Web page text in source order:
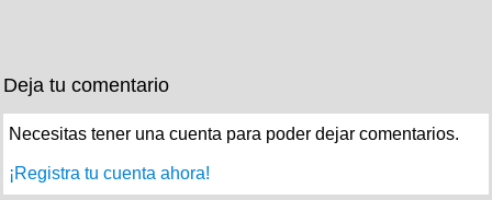
Deja tu comentario
Necesitas tener una cuenta para poder dejar comentarios.
¡Registra tu cuenta ahora!